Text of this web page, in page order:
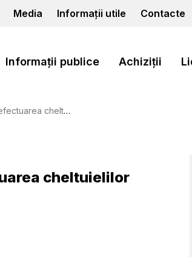
Media Informații utile Contacte
Informații publice Achiziții
publice
cheltuielilor